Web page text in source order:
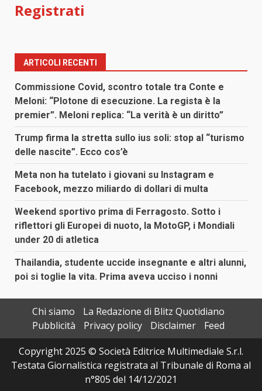
Registrati
ARTICOLI RECENTI
Commissione Covid, scontro totale tra Conte e
Meloni: “Plotone di esecuzione. La regista è la
premier”. Meloni replica: “La verità è un diritto”
Trump firma la stretta sullo ius soli: stop al “turismo
delle nascite”. Ecco cos’è
Meta non ha tutelato i giovani su Instagram e
Facebook, mezzo miliardo di dollari di multa
Weekend sportivo prima di Ferragosto. Sotto i
riflettori gli Europei di nuoto, la MotoGP, i Mondiali
under 20 di atletica
Thailandia, studente uccide insegnante e altri alunni,
poi si toglie la vita. Prima aveva ucciso i nonni
Chi siamo
La Redazione di Blitz Quotidiano
Pubblicità
Privacy policy Disclaimer
Feed
Copyright 2025 © Società Editrice Multimediale S.r.l.
Testata Giornalistica registrata al Tribunale di Roma al
n°805 del 14/12/2021